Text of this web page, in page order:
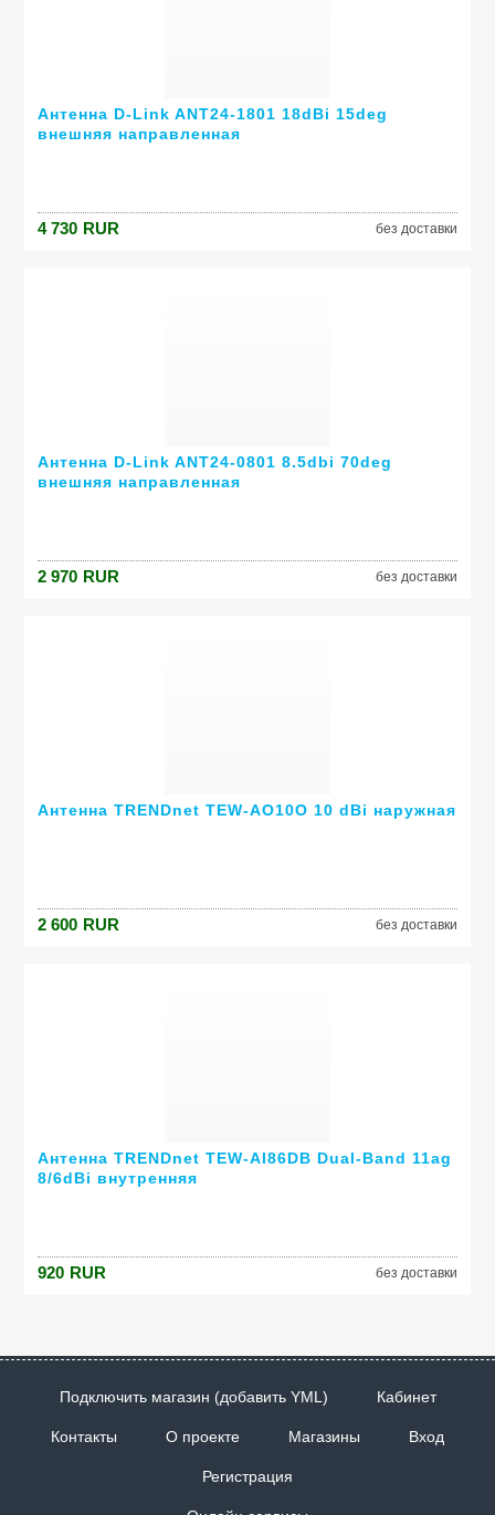
Антенна D-Link ANT24-1801 18dBi 15deg
внешняя направленная
4 730 RUR без доставки
Антенна D-Link ANT24-0801 8.5dbi 70deg
внешняя направленная
2 970 RUR без доставки
Антенна TRENDnet TEW-AO10O 10 dBi наружная
2 600 RUR без доставки
Антенна TRENDnet TEW-AI86DB Dual-Band 11ag
8/6dBi внутренняя
920 RUR без доставки
Подключить магазин (добавить YML) Кабинет
Контакты О проекте Магазины Вход
Регистрация